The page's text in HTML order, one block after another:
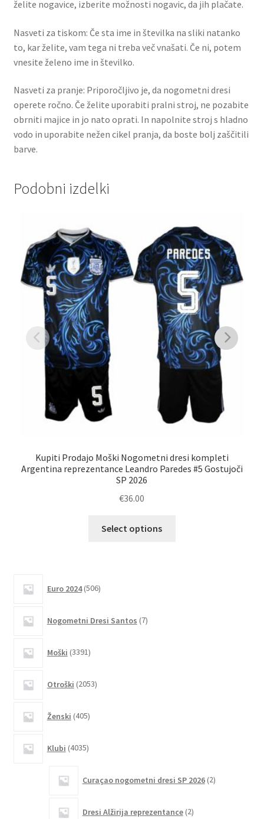
želite nogavice, izberite možnosti nogavic, da jih plačate.
Nasveti za tiskom: Če sta ime in številka na sliki natanko
to, kar želite, vam tega ni treba več vnašati. Če ni, potem
vnesite želeno ime in številko.
Nasveti za pranje: Priporočljivo je, da nogometni dresi
operete ročno. Če želite uporabiti pralni stroj, ne pozabite
obrniti majice in jo nato oprati. In napolnite stroj s hladno
vodo in uporabite nežen cikel pranja, da boste bolj zaščitili
barve.
Podobni izdelki
Kupiti Prodajo Moški Nogometni dresi kompleti
Argentina reprezentance Leandro Paredes #5 Gostujoči
SP 2026
€36.00
Select options
Euro 2024 506izdelkov
Nogometni Dresi Santos 7izdelkov
Moški 3391izdelkov
Otroški 2053izdelkov
Ženski 405izdelkov
Klubi 4035izdelkov
Curaçao nogometni dresi SP 2026 2izdelka
Dresi Alžirija reprezentance 2izdelka